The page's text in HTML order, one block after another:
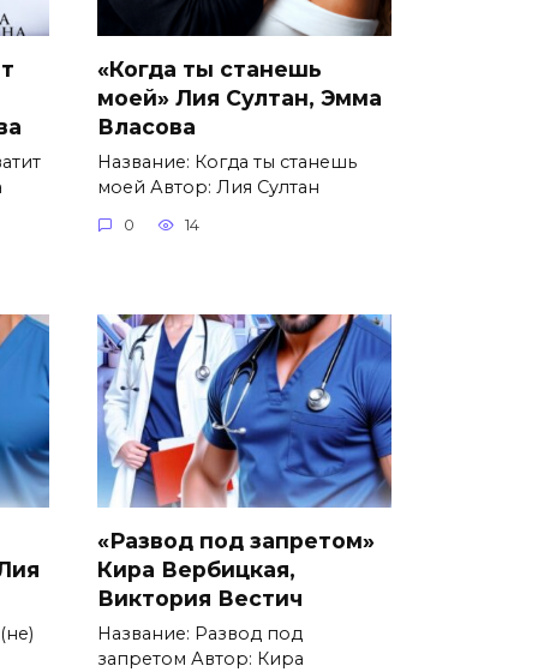
«Когда ты станешь
моей» Лия Султан, Эмма
Власова
Название: Когда ты станешь
моей Автор: Лия Султан
0 14
«Развод под запретом»
Кира Вербицкая,
Виктория Вестич
Название: Развод под
запретом Автор: Кира